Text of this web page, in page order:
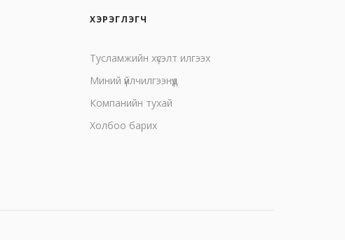
ХЭРЭГЛЭГЧ
Тусламжийн хүсэлт илгээх
Миний үйлчилгээнүүд
Компанийн тухай
Холбоо барих